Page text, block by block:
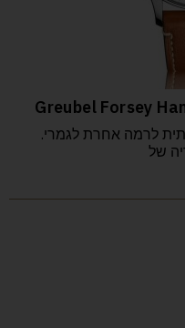
לרמה אחרת לגמרי.
של